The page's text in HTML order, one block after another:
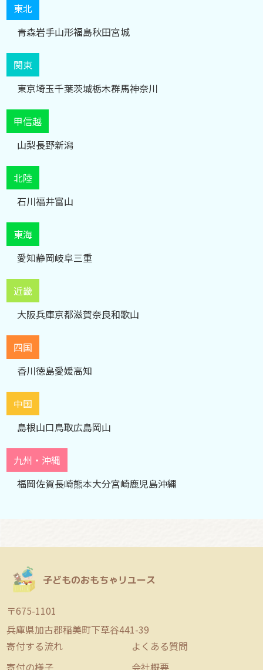
東北
青森岩手山形福島秋田宮城
関東
東京埼玉千葉茨城栃木群馬神奈川
甲信越
山梨長野新潟
北陸
石川福井富山
東海
愛知静岡岐阜三重
近畿
大阪兵庫京都滋賀奈良和歌山
四国
香川徳島愛媛高知
中国
島根山口鳥取広島岡山
九州・沖縄
福岡佐賀長崎熊本大分宮崎鹿児島沖縄
子どものおもちゃリユース
〒675-1101
兵庫県加古郡稲美町下草谷441-39
寄付する流れ
寄付の様子
よくある質問
会社概要